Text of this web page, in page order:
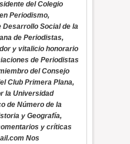
del Colegio
Periodismo,
Desarrollo Social de la
de Periodistas,
y vitalicio honorario
de Periodistas
del Consejo
Club Primera Plana,
la Universidad
de Número de la
y Geografía,
y críticas
Nos